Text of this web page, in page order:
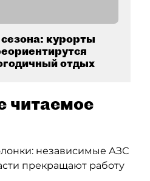
курорты
отдых
читаемое
независимые АЗС
прекращают работу